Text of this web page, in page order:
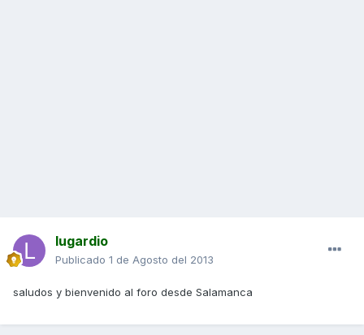
lugardio
Publicado 1 de Agosto del 2013
saludos y bienvenido al foro desde Salamanca